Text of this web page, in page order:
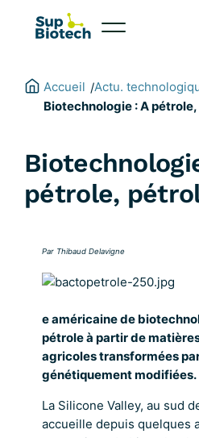
Accueil /Actu.
Biotechnologie : A
pétrole,
Par Thibaud Delavigne
e américaine de
pétrole à partir de
agricoles transformées
génétiquement modifiées.
La Silicone Valley, au sud
accueille depuis quelques